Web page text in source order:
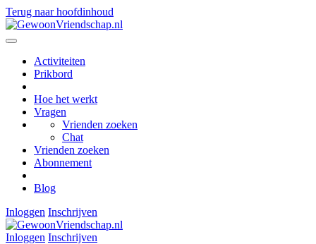
Terug naar hoofdinhoud
Activiteiten
Prikbord
Hoe het werkt
Vragen
Vrienden zoeken
Chat
Vrienden zoeken
Abonnement
Blog
Inloggen Inschrijven
Inloggen Inschrijven